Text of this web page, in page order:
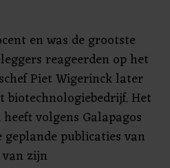
en was de grootste
reageerden op het
Piet Wigerinck later
Het
volgens Galapagos
publicaties van
zijn